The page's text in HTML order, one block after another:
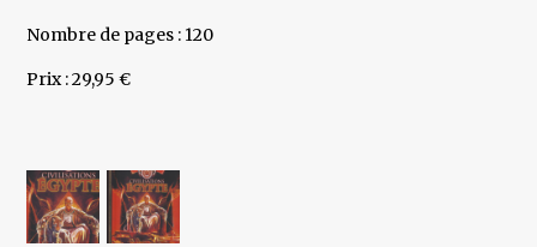
Nombre de pages : 120
Prix : 29,95 €